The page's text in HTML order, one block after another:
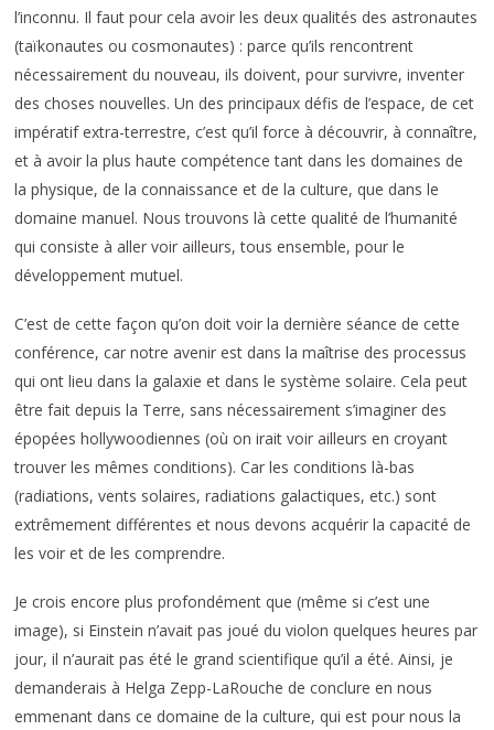
l’inconnu. Il faut pour cela avoir les deux qualités des astronautes
(taïkonautes ou cosmonautes) : parce qu’ils rencontrent
nécessairement du nouveau, ils doivent, pour survivre, inventer
des choses nouvelles. Un des principaux défis de l’espace, de cet
impératif extra-terrestre, c’est qu’il force à découvrir, à connaître,
et à avoir la plus haute compétence tant dans les domaines de
la physique, de la connaissance et de la culture, que dans le
domaine manuel. Nous trouvons là cette qualité de l’humanité
qui consiste à aller voir ailleurs, tous ensemble, pour le
développement mutuel.
C’est de cette façon qu’on doit voir la dernière séance de cette
conférence, car notre avenir est dans la maîtrise des processus
qui ont lieu dans la galaxie et dans le système solaire. Cela peut
être fait depuis la Terre, sans nécessairement s’imaginer des
épopées hollywoodiennes (où on irait voir ailleurs en croyant
trouver les mêmes conditions). Car les conditions là-bas
(radiations, vents solaires, radiations galactiques, etc.) sont
extrêmement différentes et nous devons acquérir la capacité de
les voir et de les comprendre.
Je crois encore plus profondément que (même si c’est une
image), si Einstein n’avait pas joué du violon quelques heures par
jour, il n’aurait pas été le grand scientifique qu’il a été. Ainsi, je
demanderais à Helga Zepp-LaRouche de conclure en nous
emmenant dans ce domaine de la culture, qui est pour nous la